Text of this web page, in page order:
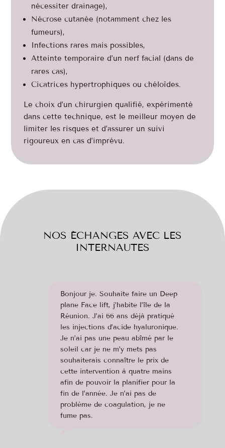
nécessiter drainage),
Nécrose cutanée (notamment chez les
fumeurs),
Infections rares mais possibles,
Atteinte temporaire d’un nerf facial (dans de
rares cas),
Cicatrices hypertrophiques ou chéloïdes.
Le choix d’un chirurgien qualifié, expérimenté
dans cette technique, est le meilleur moyen de
limiter les risques et d’assurer un suivi
rigoureux en cas d’imprévu.
NOS ÉCHANGES AVEC LES
INTERNAUTES
Bonjour je. Souhaite faire un Deep
plane Face lift, j’habite l’île de la
Réunion. J’ai 66 ans déjà pratiqué
les injections d’acide hyaluronique.
Je n’ai pas une peau abîmé par le
soleil car je ne m’y mets pas
souhaiterais connaître le prix de
cette intervention à quatre mains
afin de pouvoir la planifier pour la
fin de l’année. Je n’ai pas de
problème de coagulation, je ne
fume pas.